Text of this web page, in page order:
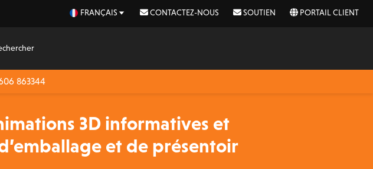
FRANÇAIS CONTACTEZ-NOUS SOUTIEN PORTAIL CLIENT
863344
3D informatives et
et de présentoir